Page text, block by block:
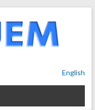
English